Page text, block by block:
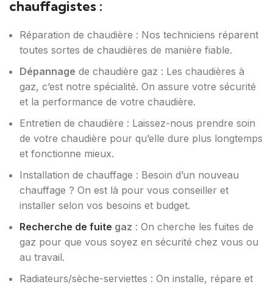
chauffagistes :
Réparation de chaudière : Nos techniciens réparent
toutes sortes de chaudières de manière fiable.
Dépannage de chaudière gaz : Les chaudières à
gaz, c’est notre spécialité. On assure votre sécurité
et la performance de votre chaudière.
Entretien de chaudière : Laissez-nous prendre soin
de votre chaudière pour qu’elle dure plus longtemps
et fonctionne mieux.
Installation de chauffage : Besoin d’un nouveau
chauffage ? On est là pour vous conseiller et
installer selon vos besoins et budget.
Recherche de fuite gaz : On cherche les fuites de
gaz pour que vous soyez en sécurité chez vous ou
au travail.
Radiateurs/sèche-serviettes : On installe, répare et